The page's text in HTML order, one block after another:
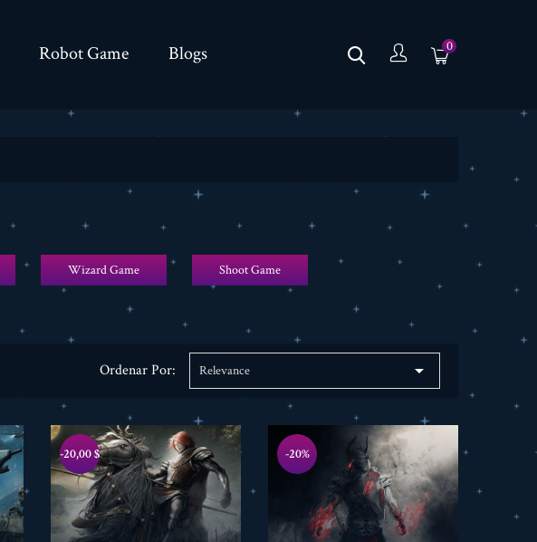
Robot Game Blogs 0
Wizard Game
Shoot Game
Ordenar Por: Relevance 
-20,00 $ -20%